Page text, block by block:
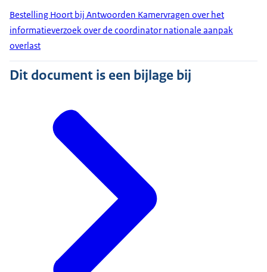
Bestelling Hoort bij Antwoorden Kamervragen over het
informatieverzoek over de coordinator nationale aanpak
overlast
Dit document is een bijlage bij